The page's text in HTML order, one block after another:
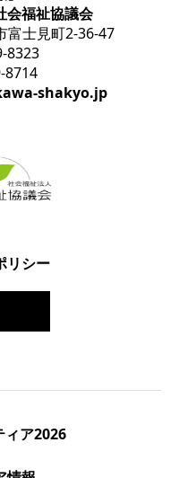
会福祉協議会
富士見町2-36-47
8323
8714
shakyo.jp
リシー
ィア2026